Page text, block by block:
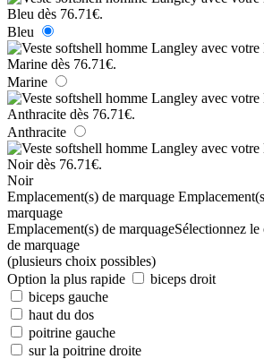
Bleu
Marine
Anthracite
Noir
Emplacement(s) de marquage
marquage
Emplacement(s) de marquageSélectionnez le
de marquage
(plusieurs choix possibles)
Option la plus rapide
biceps droit
biceps gauche
haut du dos
poitrine gauche
sur la poitrine droite